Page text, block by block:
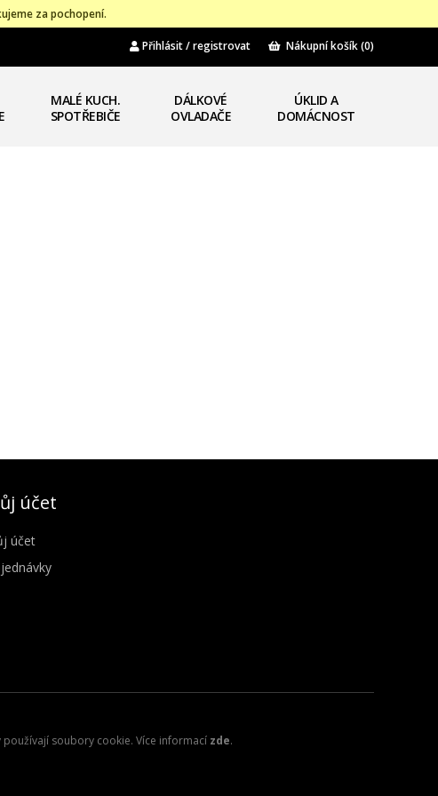
za pochopení.
Přihlásit / registrovat Nákupní košík(0)
MALÉ KUCH.
SPOTŘEBIČE
DÁLKOVÉ
OVLADAČE
ÚKLID A
DOMÁCNOST
účet
účet
soubory cookie. Více informací zde.